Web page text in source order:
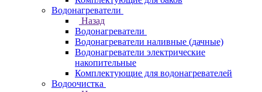
Водонагреватели
Назад
Водонагреватели
Водонагреватели наливные (дачные)
Водонагреватели электрические
накопительные
Комплектующие для водонагревателей
Водоочистка